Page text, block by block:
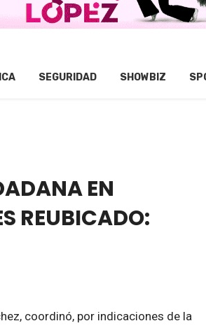
SEGURIDAD SHOWBIZ
EN
REUBICADO:
coordinó, por indicaciones de la